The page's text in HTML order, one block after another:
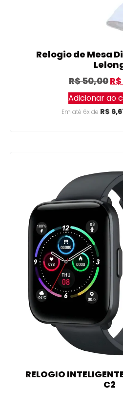
Relogio de Mesa
R$50,00R$
Adicionar ao
Em até 6x de R$
RELOGIO
C2